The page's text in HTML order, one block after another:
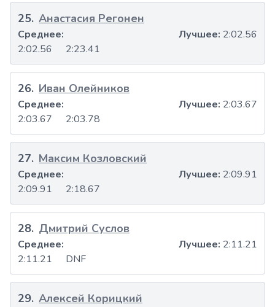
25. Анастасия Регонен
2:02.56 2:23.41
Среднее: Лучшее: 2:02.56
26. Иван Олейников
2:03.67 2:03.78
Среднее: Лучшее: 2:03.67
27. Максим Козловский
2:09.91 2:18.67
Среднее: Лучшее: 2:09.91
28. Дмитрий Суслов
2:11.21 DNF
Среднее: Лучшее: 2:11.21
29. Алексей Корицкий